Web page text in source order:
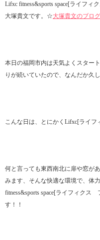
Lifxc fitness&sports space[ライフ
大塚貴文です。☆大塚貴文のブロ
本日の福岡市内は天気よくスター
りが続いていたので、なんだか久
こんな日は、とにかくLifxc[ライフ
何と言っても東西南北に扉や窓が
みます、そんな快適な環境で、体
fitness&sports space[ライフィク
す！！